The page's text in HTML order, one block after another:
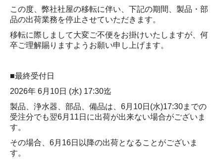
製品情報
カテゴリーから探す
製品別保守情報
メンテナンス
テストキッチン
この度、弊社社屋の移転に伴い、下記の期間、製品・部
品の出荷業務を停止させていただきます。
移転に際しまして大変ご不便をお掛けいたしますが、何
卒ご理解賜りますようお願い申し上げます。
■最終受付日
2026年 6月10日 (水) 17:30迄
製品、浄水器、部品、備品は、6月10日(水)17:30までの
受注分でも翌6月11日に出荷が出来ない場合がございま
す。
その場合、6月16日以降の出荷となることがございま
す。